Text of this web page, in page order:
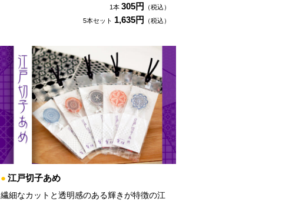
1本 305円
（税込）
5本セット 1,635円 （税込）
●江戸切子あめ
繊細なカットと透明感のある輝きが特徴の江